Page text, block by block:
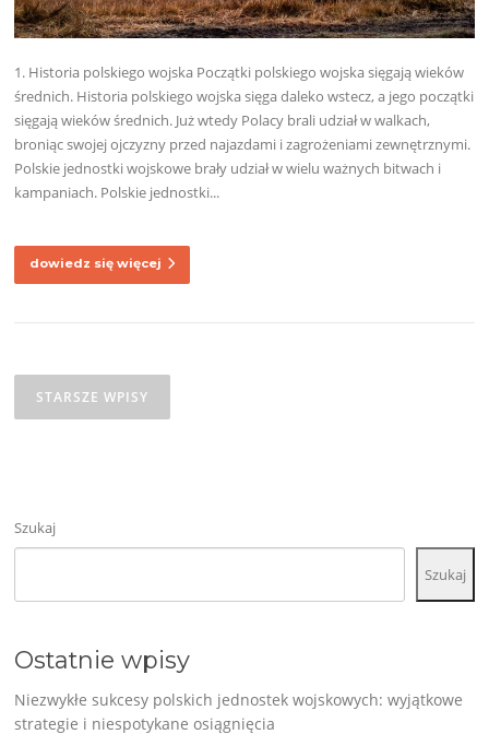
1. Historia polskiego wojska Początki polskiego wojska sięgają wieków
średnich. Historia polskiego wojska sięga daleko wstecz, a jego początki
sięgają wieków średnich. Już wtedy Polacy brali udział w walkach,
broniąc swojej ojczyzny przed najazdami i zagrożeniami zewnętrznymi.
Polskie jednostki wojskowe brały udział w wielu ważnych bitwach i
kampaniach. Polskie jednostki...
dowiedz się więcej
po
wpisach
STARSZE WPISY
Szukaj
Szukaj
Ostatnie wpisy
Niezwykłe sukcesy polskich jednostek wojskowych: wyjątkowe
strategie i niespotykane osiągnięcia